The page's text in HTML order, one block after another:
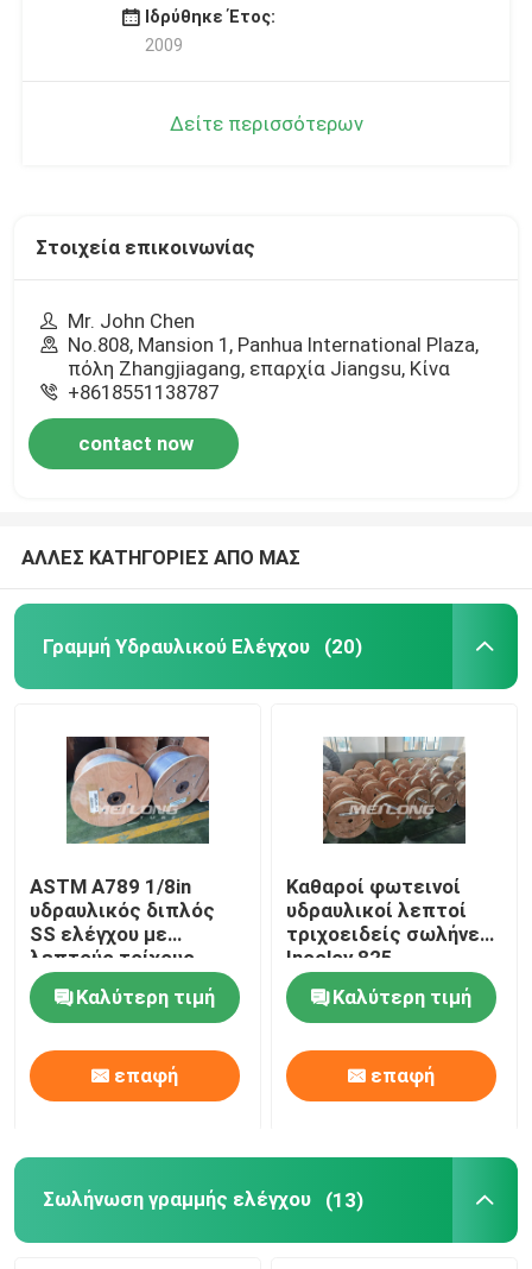
Ιδρύθηκε Έτος:
2009
Δείτε περισσότερων
Στοιχεία επικοινωνίας
Mr. John Chen
No.808, Mansion 1, Panhua International Plaza,
πόλη Zhangjiagang, επαρχία Jiangsu, Κίνα
+8618551138787
contact now
ΑΛΛΕΣ ΚΑΤΗΓΟΡΙΕΣ ΑΠΟ ΜΑΣ
Γραμμή Υδραυλικού Ελέγχου (20)
ASTM A789 1/8in
υδραυλικός διπλός
SS ελέγχου με
λεπτούς τοίχους
τριχοειδής σωλήνας
γραμμώνΚαλύτερη τιμή
επαφή
Καθαροί φωτεινοί
υδραυλικοί λεπτοί
τριχοειδείς σωλήνες
Incoloy 825
κουλουριασμένη
τριχοειδές αγγείο
σωλήνωση
Καλύτερη τιμή
επαφή
Σωλήνωση γραμμής ελέγχου (13)